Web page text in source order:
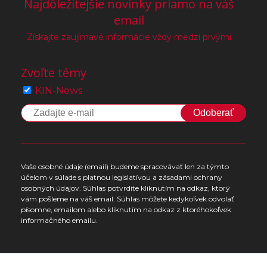
Najdôležitejšie novinky priamo na váš
email
Získajte zaujímavé informácie vždy medzi prvými
Zvoľte témy
KIN-News
Odoberať
Vaše osobné údaje (email) budeme spracovávať len za týmto
účelom v súlade s platnou legislatívou a zásadami ochrany
osobných údajov. Súhlas potvrdíte kliknutím na odkaz, ktorý
vám pošleme na váš email. Súhlas môžete kedykoľvek odvolať
písomne, emailom alebo kliknutím na odkaz z ktoréhokoľvek
informačného emailu.